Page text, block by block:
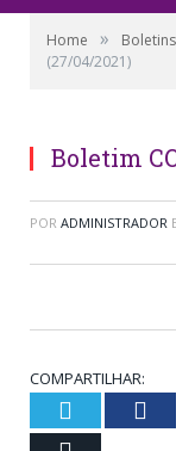
Home »
(27/04/2021)
Boletim
POR ADMINISTRADOR
COMPARTILHAR:
Twitter